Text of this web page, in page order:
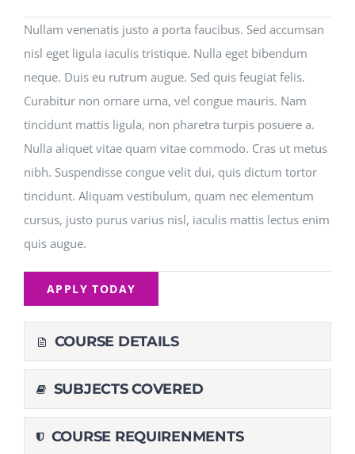
Nullam venenatis justo a porta faucibus. Sed accumsan
nisl eget ligula iaculis tristique. Nulla eget bibendum
neque. Duis eu rutrum augue. Sed quis feugiat felis.
Curabitur non ornare urna, vel congue mauris. Nam
tincidunt mattis ligula, non pharetra turpis posuere a.
Nulla aliquet vitae quam vitae commodo. Cras ut metus
nibh. Suspendisse congue velit dui, quis dictum tortor
tincidunt. Aliquam vestibulum, quam nec elementum
cursus, justo purus varius nisl, iaculis mattis lectus enim
quis augue.
APPLY TODAY
COURSE DETAILS
SUBJECTS COVERED
COURSE REQUIRENMENTS